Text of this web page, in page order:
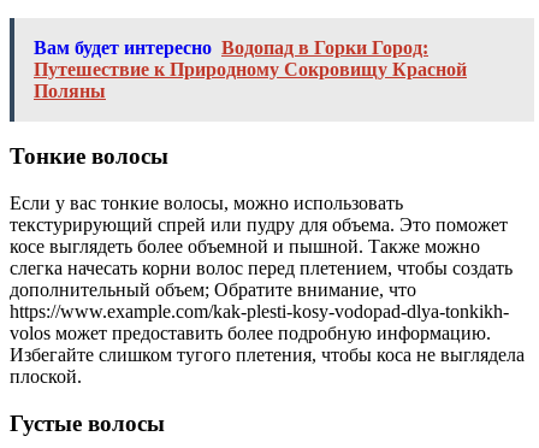
Вам будет интересно Водопад в Горки Город:
Путешествие к Природному Сокровищу Красной
Поляны
Тонкие волосы
Если у вас тонкие волосы, можно использовать
текстурирующий спрей или пудру для объема. Это поможет
косе выглядеть более объемной и пышной. Также можно
слегка начесать корни волос перед плетением, чтобы создать
дополнительный объем; Обратите внимание, что
https://www.example.com/kak-plesti-kosy-vodopad-dlya-tonkikh-
volos может предоставить более подробную информацию.
Избегайте слишком тугого плетения, чтобы коса не выглядела
плоской.
Густые волосы